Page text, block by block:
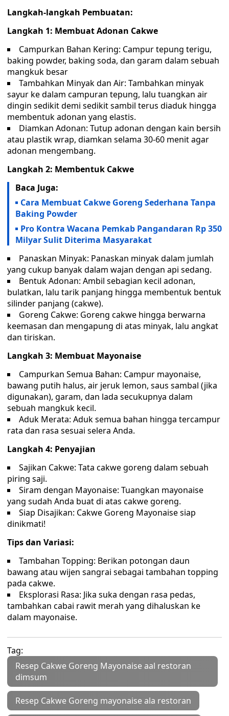
Langkah-langkah Pembuatan:
Langkah 1: Membuat Adonan Cakwe
Campurkan Bahan Kering: Campur tepung terigu,
baking powder, baking soda, dan garam dalam sebuah
mangkuk besar
Tambahkan Minyak dan Air: Tambahkan minyak
sayur ke dalam campuran tepung, lalu tuangkan air
dingin sedikit demi sedikit sambil terus diaduk hingga
membentuk adonan yang elastis.
Diamkan Adonan: Tutup adonan dengan kain bersih
atau plastik wrap, diamkan selama 30-60 menit agar
adonan mengembang.
Langkah 2: Membentuk Cakwe
Baca Juga:
Cara Membuat Cakwe Goreng Sederhana Tanpa
Baking Powder
Pro Kontra Wacana Pemkab Pangandaran Rp 350
Milyar Sulit Diterima Masyarakat
Panaskan Minyak: Panaskan minyak dalam jumlah
yang cukup banyak dalam wajan dengan api sedang.
Bentuk Adonan: Ambil sebagian kecil adonan,
bulatkan, lalu tarik panjang hingga membentuk bentuk
silinder panjang (cakwe).
Goreng Cakwe: Goreng cakwe hingga berwarna
keemasan dan mengapung di atas minyak, lalu angkat
dan tiriskan.
Langkah 3: Membuat Mayonaise
Campurkan Semua Bahan: Campur mayonaise,
bawang putih halus, air jeruk lemon, saus sambal (jika
digunakan), garam, dan lada secukupnya dalam
sebuah mangkuk kecil.
Aduk Merata: Aduk semua bahan hingga tercampur
rata dan rasa sesuai selera Anda.
Langkah 4: Penyajian
Sajikan Cakwe: Tata cakwe goreng dalam sebuah
piring saji.
Siram dengan Mayonaise: Tuangkan mayonaise
yang sudah Anda buat di atas cakwe goreng.
Siap Disajikan: Cakwe Goreng Mayonaise siap
dinikmati!
Tips dan Variasi:
Tambahan Topping: Berikan potongan daun
bawang atau wijen sangrai sebagai tambahan topping
pada cakwe.
Eksplorasi Rasa: Jika suka dengan rasa pedas,
tambahkan cabai rawit merah yang dihaluskan ke
dalam mayonaise.
Tag:
Resep Cakwe Goreng Mayonaise aal restoran
dimsum
Resep Cakwe Goreng mayonaise ala restoran